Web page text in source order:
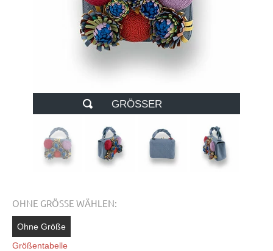
GRÖSSER
OHNE GRÖSSE WÄHLEN:
Ohne Größe
Größentabelle